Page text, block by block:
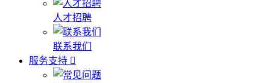
人才招聘
联系我们
服务支持